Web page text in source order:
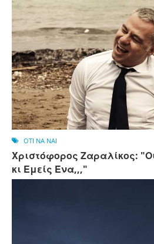
OTI NA NAI
Χριστόφορος Ζαραλίκος:
κι Εμείς Ένα,,,"